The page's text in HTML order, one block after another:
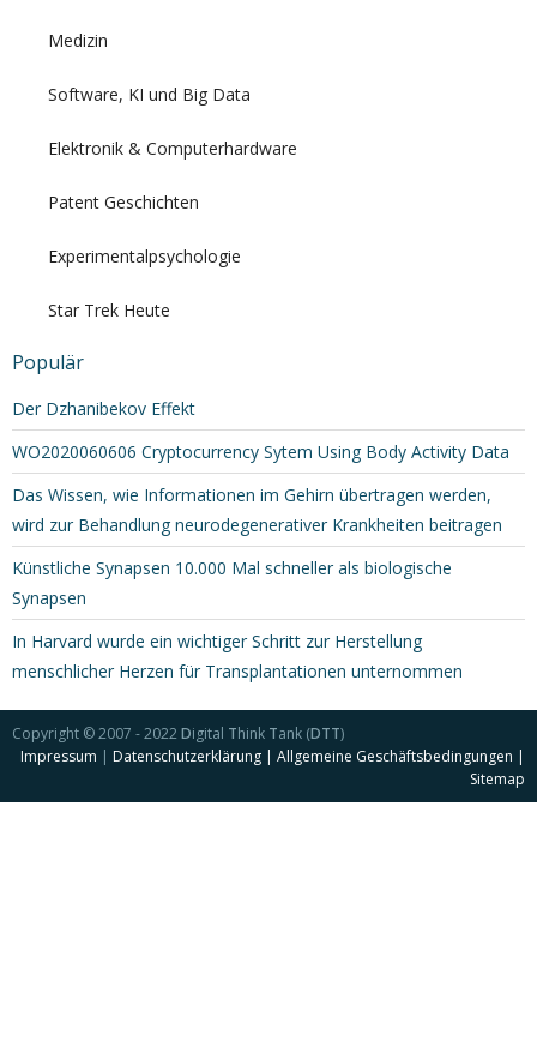
Medizin
Software, KI und Big Data
Elektronik & Computerhardware
Patent Geschichten
Experimentalpsychologie
Star Trek Heute
Populär
Der Dzhanibekov Effekt
WO2020060606 Cryptocurrency Sytem Using Body Activity Data
Das Wissen, wie Informationen im Gehirn übertragen werden,
wird zur Behandlung neurodegenerativer Krankheiten beitragen
Künstliche Synapsen 10.000 Mal schneller als biologische
Synapsen
In Harvard wurde ein wichtiger Schritt zur Herstellung
menschlicher Herzen für Transplantationen unternommen
Copyright © 2007 - 2022Digital Think Tank (DTT)
Impressum
Datenschutzerklärung |
Allgemeine Geschäftsbedingungen |
Sitemap